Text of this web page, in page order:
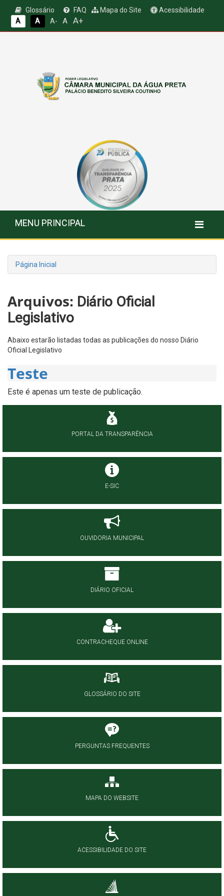
Glossário FAQ Mapa do Site
Acessibilidade
A
A A- A A+
MENU PRINCIPAL
Página Inicial
Arquivos: Diário Oficial
Legislativo
Abaixo estarão listadas todas as publicações do nosso Diário
Oficial Legislativo
Teste
Este é apenas um teste de publicação.
PORTAL DA TRANSPARÊNCIA
E-SIC
OUVIDORIA MUNICIPAL
DIÁRIO OFICIAL
CONTRACHEQUE ONLINE
GLOSSÁRIO DO SITE
PERGUNTAS FREQUENTES
MAPA DO WEBSITE
ACESSIBILIDADE DO SITE